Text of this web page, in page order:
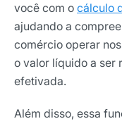
você com o cálculo
ajudando a
comércio operar
o valor líquido a ser
efetivada.
Além disso, essa